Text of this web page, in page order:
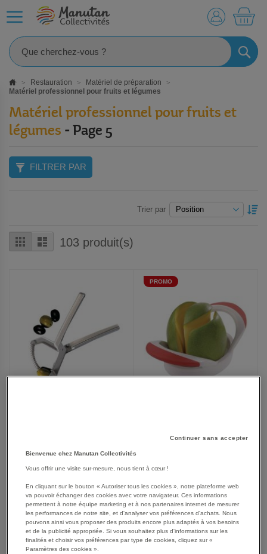
Restauration
Matériel de préparation
Matériel professionnel pour fruits et légumes
Matériel professionnel pour fruits et
légumes - Page 5
Grille Liste103 produit(s)
Trier par
18,81 €
AJOUTER
AUX
VOIR
PROMO
19,75 €
21,34 € TTC
AJOUTER VOIR
FILTRER PAR
Continuer sans accepter
Bienvenue chez Manutan Collectivités
Vous offrir une visite sur-mesure, nous tient à cœur !
En cliquant sur le bouton « Autoriser tous les cookies », notre plateforme web
va pouvoir échanger des cookies avec votre navigateur. Ces informations
permettent à notre équipe marketing et à nos partenaires internet de mesurer
les performances de notre site, et d'analyser vos préférences d'achats. Nous
pouvons ainsi vous proposer des produits encore plus adaptés à vos besoins
et de la publicité appropriée. Si vous souhaitez plus d'informations sur les
finalités et choisir vos préférences par type de cookies, cliquez sur «
Paramètres des cookies ».